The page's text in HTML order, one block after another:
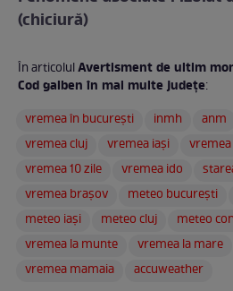
(chiciură)
În articolulAvertisment de ultim
Cod galben în mai multe județe:
vremea în bucurești
inmh anm
vremea cluj
vremea iași
vremea 10 zile
vremea ido
vremea brașov
meteo bucurești
meteo iași
meteo cluj meteo
vremea la munte
vremea la mare
vremea mamaia
accuweather